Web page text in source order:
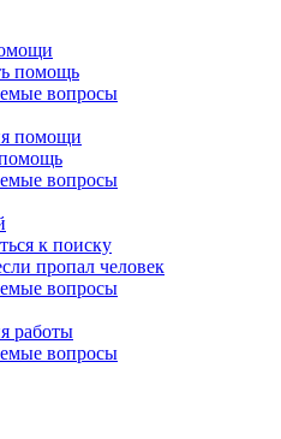
помощь
вопросы
помощи
вопросы
к поиску
пропал человек
вопросы
работы
вопросы